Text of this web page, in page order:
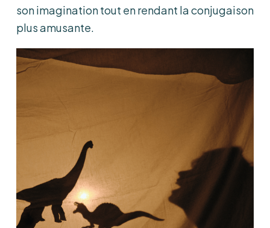
son imagination tout en rendant la conjugaison
plus amusante.